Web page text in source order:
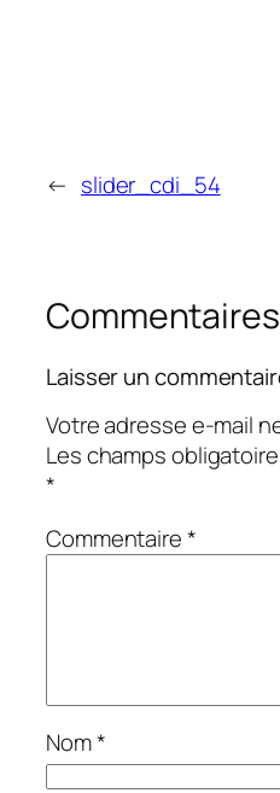
← slider_cdi_54
Commentaires
Laisser un
Votre adresse e-mail
Les champs
*
Commentaire*
Nom*